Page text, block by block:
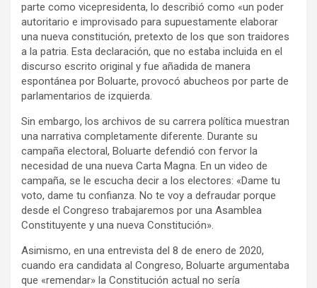
parte como vicepresidenta, lo describió como «un poder
autoritario e improvisado para supuestamente elaborar
una nueva constitución, pretexto de los que son traidores
a la patria. Esta declaración, que no estaba incluida en el
discurso escrito original y fue añadida de manera
espontánea por Boluarte, provocó abucheos por parte de
parlamentarios de izquierda.
Sin embargo, los archivos de su carrera política muestran
una narrativa completamente diferente. Durante su
campaña electoral, Boluarte defendió con fervor la
necesidad de una nueva Carta Magna. En un video de
campaña, se le escucha decir a los electores: «Dame tu
voto, dame tu confianza. No te voy a defraudar porque
desde el Congreso trabajaremos por una Asamblea
Constituyente y una nueva Constitución».
Asimismo, en una entrevista del 8 de enero de 2020,
cuando era candidata al Congreso, Boluarte argumentaba
que «remendar» la Constitución actual no sería